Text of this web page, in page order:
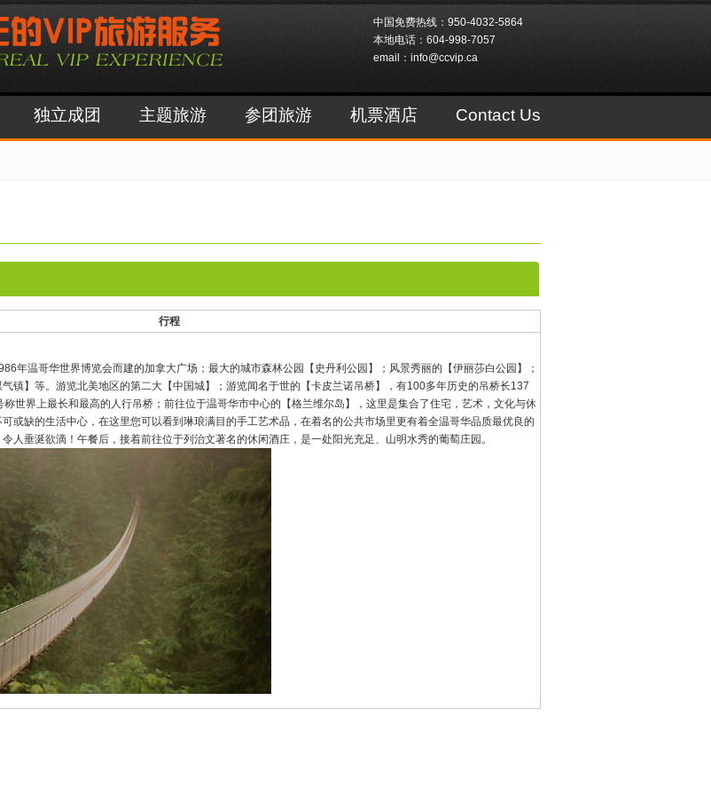
中国免费热线：950-4032-5864
本地电话：604-998-7057
email：info@ccvip.ca
独立成团 主题旅游 参团旅游 机票酒店 Contact Us
行程
年温哥华世界博览会而建的加拿大广场；最大的城市森林公园【史丹利公园】；风景秀丽的【伊丽莎白公园】；
镇】等。游览北美地区的第二大【中国城】；游览闻名于世的【卡皮兰诺吊桥】，有100多年历史的吊桥长137
世界上最长和最高的人行吊桥；前往位于温哥华市中心的【格兰维尔岛】，这里是集合了住宅，艺术，文化与休
或缺的生活中心，在这里您可以看到琳琅满目的手工艺术品，在着名的公共市场里更有着全温哥华品质最优良的
人垂涎欲滴！午餐后，接着前往位于列治文著名的休闲酒庄，是一处阳光充足、山明水秀的葡萄庄园。